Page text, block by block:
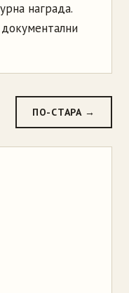
награда.
ПО-СТАРА →